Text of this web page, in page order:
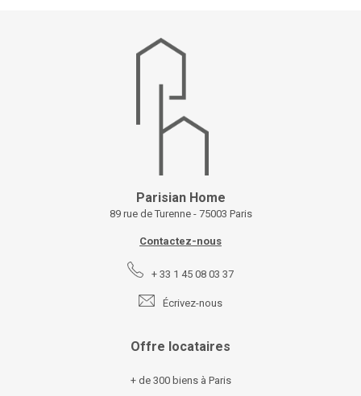
Parisian Home
89 rue de Turenne - 75003 Paris
Contactez-nous
+ 33 1 45 08 03 37
Écrivez-nous
Offre locataires
+ de 300 biens à Paris